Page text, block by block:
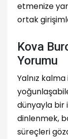
etmenize
ortak
Kova
Yorumu
Yalnız
dünyayla bir
dinlenmek,
süreçleri